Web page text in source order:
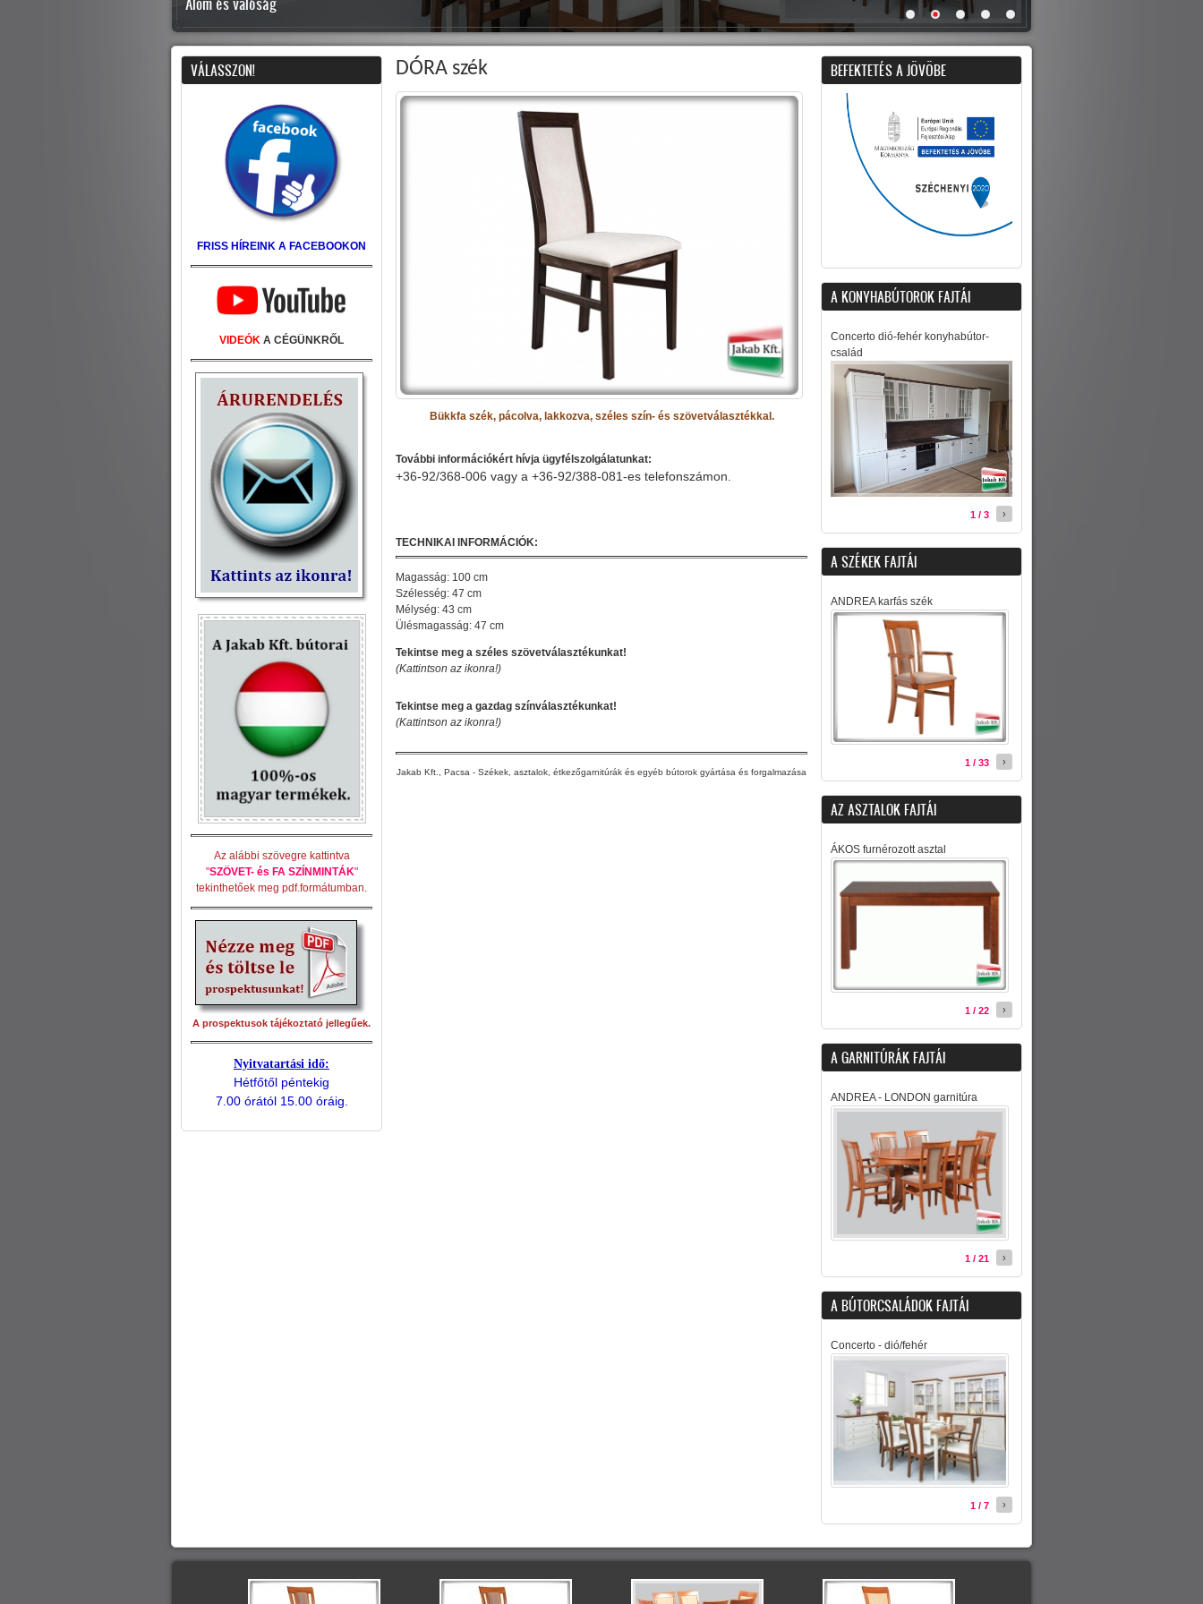
7
DÓRA szék
Bükkfa szék, pácolva, lakkozva, széles szín- és szövetválasztékkal.
További információkért hívja ügyfélszolgálatunkat:
+36-92/368-006 vagy a +36-92/388-081-es telefonszámon.
TECHNIKAI INFORMÁCIÓK:
Magasság: 100 cm
Szélesség: 47 cm
Mélység: 43 cm
Ülésmagasság: 47 cm
Tekintse meg a széles szövetválasztékunkat!
(Kattintson az ikonra!)
Tekintse meg a gazdag színválasztékunkat!
(Kattintson az ikonra!)
Jakab Kft., Pacsa - Székek, asztalok, étkezőgarnitúrák és egyéb bútorok gyártása és forgalmazása
VÁLASSZON!
FRISS HÍREINK A FACEBOOKON
VIDEÓK A CÉGÜNKRŐL
Az alábbi szövegre kattintva
"SZÖVET- és FA SZÍNMINTÁK"
tekinthetőek meg pdf.formátumban.
A prospektusok tájékoztató jellegűek.
Nyitvatartási idő:
Hétfőtől péntekig
7.00 órától 15.00 óráig.
BEFEKTETÉS A JÖVÖBE
A KONYHABÚTOROK FAJTÁI
Concerto dió-fehér konyhabútor-
család
1 / 3 ›
A SZÉKEK FAJTÁI
ANDREA karfás szék
1 / 33 ›
AZ ASZTALOK FAJTÁI
ÁKOS furnérozott asztal
1 / 22 ›
A GARNITÚRÁK FAJTÁI
ANDREA - LONDON garnitúra
1 / 21 ›
A BÚTORCSALÁDOK FAJTÁI
Concerto - dió/fehér
1 / 7 ›